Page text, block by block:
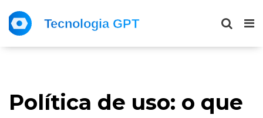
Política de uso: o que